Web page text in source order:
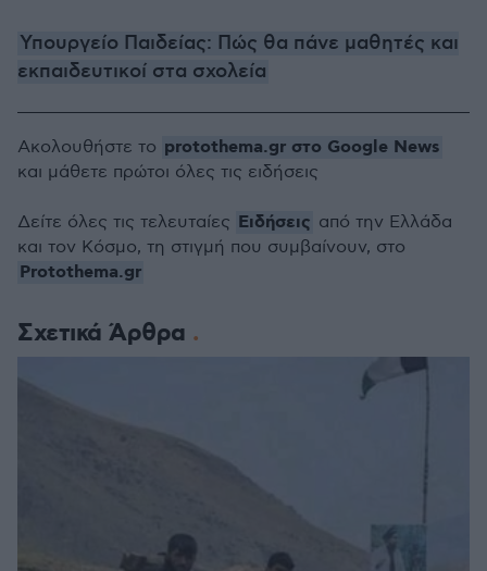
Υπουργείο Παιδείας: Πώς θα πάνε μαθητές και
εκπαιδευτικοί στα σχολεία
Σχετικά Άρθρα
Ακολουθήστε το protothema.gr στο Google News
και μάθετε πρώτοι όλες τις ειδήσεις
Δείτε όλες τις τελευταίες Ειδήσεις από την Ελλάδα
και τον Κόσμο, τη στιγμή που συμβαίνουν, στο
Protothema.gr